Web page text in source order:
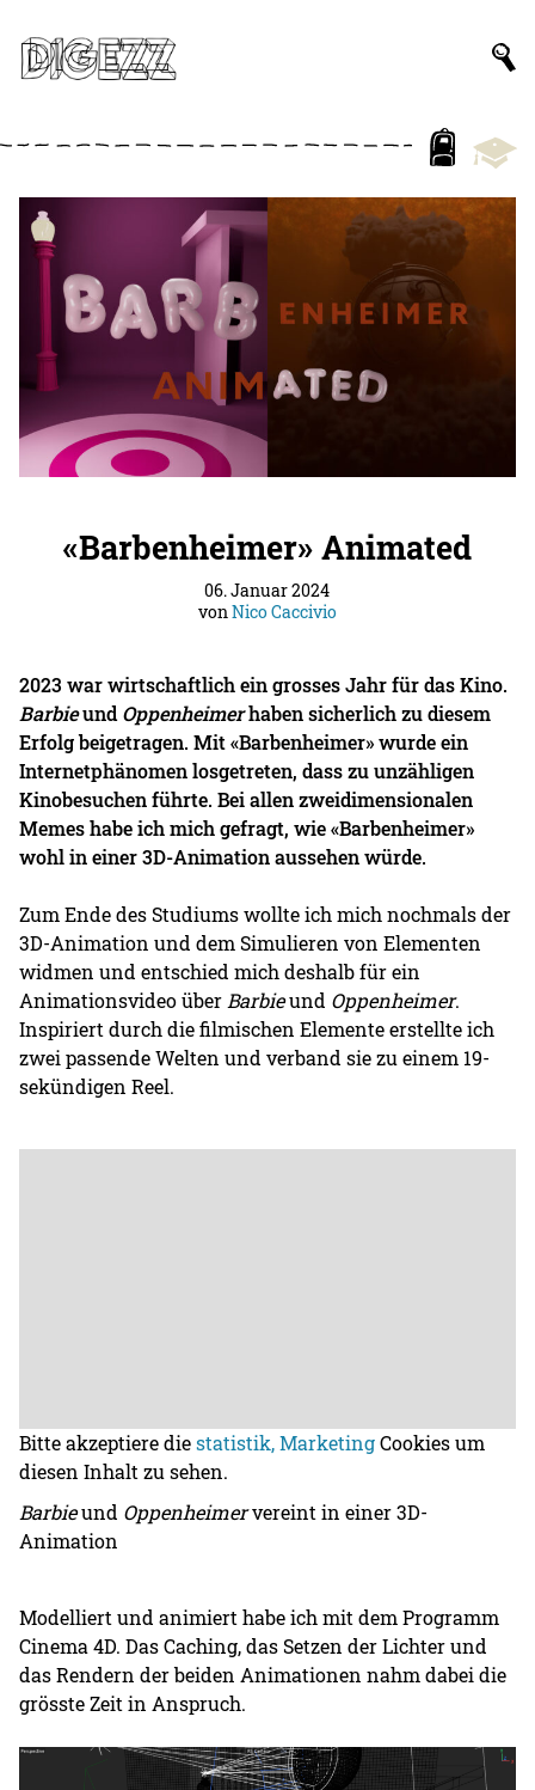
«Barbenheimer» Animated
06. Januar 2024
vonNico Caccivio
2023 war wirtschaftlich ein grosses Jahr für das Kino.
Barbieund Oppenheimerhaben sicherlich zu diesem
Erfolg beigetragen. Mit «Barbenheimer» wurde ein
Internetphänomen losgetreten, dass zu unzähligen
Kinobesuchen führte. Bei allen zweidimensionalen
Memes habe ich mich gefragt, wie «Barbenheimer»
wohl in einer 3D-Animation aussehen würde.
Zum Ende des Studiums wollte ich mich nochmals der
3D-Animation und dem Simulieren von Elementen
widmen und entschied mich deshalb für ein
Animationsvideo über Barbieund Oppenheimer.
Inspiriert durch die filmischen Elemente erstellte ich
zwei passende Welten und verband sie zu einem 19-
sekündigen Reel.
Bitte akzeptiere diestatistik, MarketingCookies um
diesen Inhalt zu sehen.
Barbieund Oppenheimervereint in einer 3D-
Animation
Modelliert und animiert habe ich mit dem Programm
Cinema 4D. Das Caching, das Setzen der Lichter und
das Rendern der beiden Animationen nahm dabei die
grösste Zeit in Anspruch.